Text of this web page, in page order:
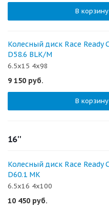
В корзину
Колесный диск Race Ready
D58.6 BLK/M
6.5x15 4x98
9 150 руб.
В корзину
16''
Колесный диск Race Ready
D60.1 MK
6.5x16 4x100
10 450 руб.